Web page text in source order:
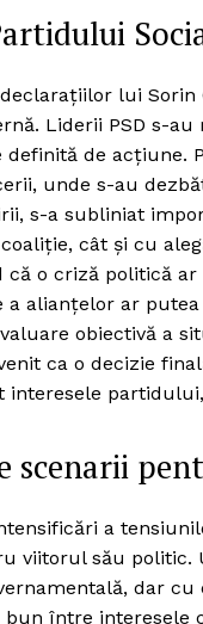
lui Sorin
Liderii PSD s-
definită de acțiune.
unde s-au
s-a subliniat
cât și cu
că o criză politică
a alianțelor ar
obiectivă a
ca o decizie
interesele
scenarii
a
viitorul său politic.
dar
între interesele